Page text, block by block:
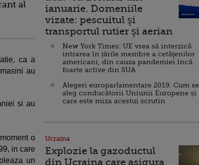
al
ca a
au
si au
o
in care
un
ianuarie. Domeniile
vizate: pescuitul şi
transportul rutier şi aerian
New York Times: UE vrea să interzică
intrarea în țările membre a cetăţenilor
americani, din cauza pandemiei încă
foarte active din SUA
Alegeri europarlamentare 2019: Cum se
aleg conducătorii Uniunii Europene și
care este miza acestui scrutin
Ucraina
Explozie la gazoductul
din Ucraina care asigura